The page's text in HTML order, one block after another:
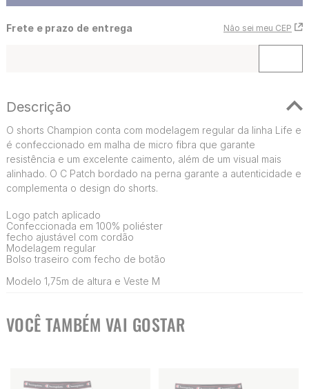
Frete e prazo de entrega Não sei meu CEP
Descrição
O shorts Champion conta com modelagem regular da linha Life e
é confeccionado em malha de micro fibra que garante
resistência e um excelente caimento, além de um visual mais
alinhado. O C Patch bordado na perna garante a autenticidade e
complementa o design do shorts.
Logo patch aplicado
Confeccionada em 100% poliéster
fecho ajustável com cordão
Modelagem regular
Bolso traseiro com fecho de botão
Modelo 1,75m de altura e Veste M
VOCÊ TAMBÉM VAI GOSTAR